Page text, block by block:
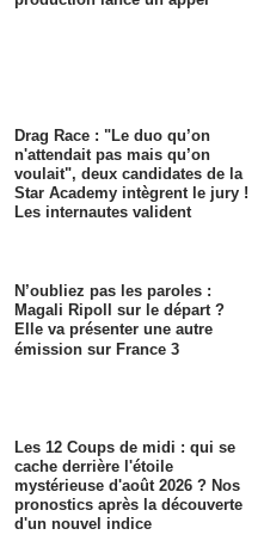
Drag Race : "Le duo qu’on
n'attendait pas mais qu’on
voulait", deux candidates de la
Star Academy intègrent le jury !
Les internautes valident
N’oubliez pas les paroles :
Magali Ripoll sur le départ ?
Elle va présenter une autre
émission sur France 3
Les 12 Coups de midi : qui se
cache derrière l'étoile
mystérieuse d'août 2026 ? Nos
pronostics après la découverte
d'un nouvel indice